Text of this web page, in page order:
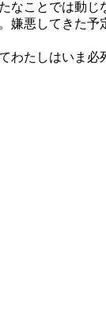
ことでは動じ
悪してきた予
たしはいま必